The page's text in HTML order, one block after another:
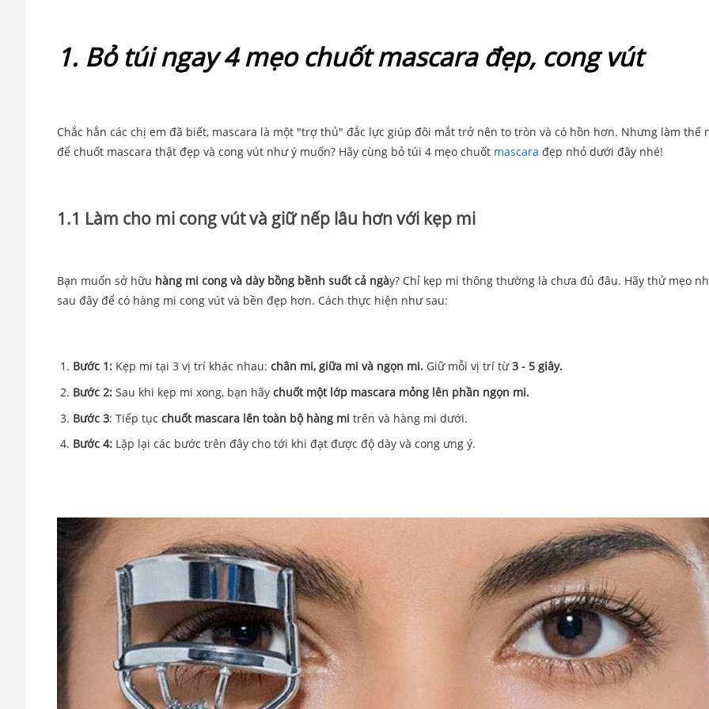
1. Bỏ túi ngay 4 mẹo chuốt mascara đẹp, cong vút
Chắc hẳn các chị em đã biết, mascara là một "trợ thủ" đắc lực giúp đôi mắt trở nên to tròn và có hồn hơn. Nhưng làm thế
để chuốt mascara thật đẹp và cong vút như ý muốn? Hãy cùng bỏ túi 4 mẹo chuốt mascara đẹp nhỏ dưới đây nhé!
1.1 Làm cho mi cong vút và giữ nếp lâu hơn với kẹp mi
Bạn muốn sở hữu hàng mi cong và dày bồng bềnh suốt cả ngày? Chỉ kẹp mi thông thường là chưa đủ đâu. Hãy thử mẹo
sau đây để có hàng mi cong vút và bền đẹp hơn. Cách thực hiện như sau:
Bước 1:Kẹp mi tại 3 vị trí khác nhau: chân mi, giữa mi và ngọn mi.Giữ mỗi vị trí từ3 - 5 giây.
Bước 2:Sau khi kẹp mi xong, bạn hãy chuốt một lớp mascara mỏng lên phần ngọn mi.
Bước 3: Tiếp tục chuốt mascara lên toàn bộ hàng mi trên và hàng mi dưới.
Bước 4: Lặp lại các bước trên đây cho tới khi đạt được độ dày và cong ưng ý.